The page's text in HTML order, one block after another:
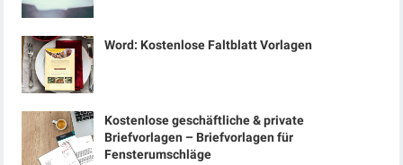
Word: Kostenlose Faltblatt Vorlagen
Kostenlose geschäftliche & private
Briefvorlagen – Briefvorlagen für
Fensterumschläge